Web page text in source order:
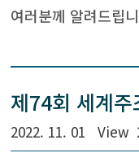
여러분께 알려드립
제74회 세계주
2022. 11. 01 View